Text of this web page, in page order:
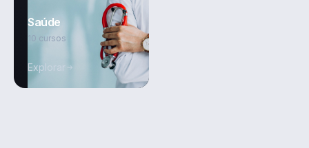
Saúde
10 cursos
Explorar